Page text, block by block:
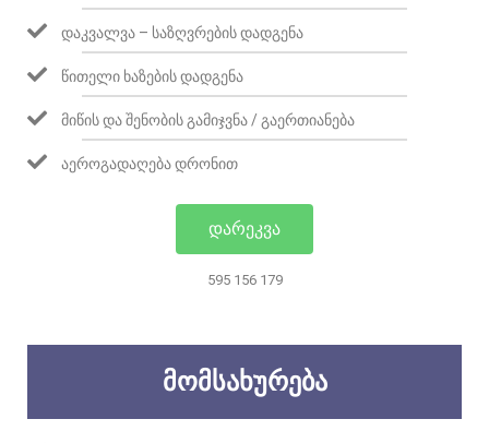
ᲓᲐᲙᲕᲐᲚᲕᲐ – ᲡᲐᲖᲦᲕᲠᲔᲑᲘᲡ ᲓᲐᲓᲒᲔᲜᲐ
ᲬᲘᲗᲔᲚᲘ ᲮᲐᲖᲔᲑᲘᲡ ᲓᲐᲓᲒᲔᲜᲐ
ᲛᲘᲬᲘᲡ ᲓᲐ ᲨᲔᲜᲝᲑᲘᲡ ᲒᲐᲛᲘᲯᲕᲜᲐ / ᲒᲐᲔᲠᲗᲘᲐᲜᲔᲑᲐ
ᲐᲔᲠᲝᲒᲐᲓᲐᲦᲔᲑᲐ ᲓᲠᲝᲜᲘᲗ
ᲓᲐᲠᲔᲙᲕᲐ
595 156 179
ᲛᲝᲛᲡᲐᲮᲣᲠᲔᲑᲐ